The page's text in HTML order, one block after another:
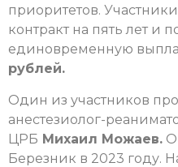
приоритетов.
контракт на пять лет и
единовременную
рублей.
Один из участников
анестезиолог-
ЦРБ Михаил Можаев.
Березник в 2023 году.